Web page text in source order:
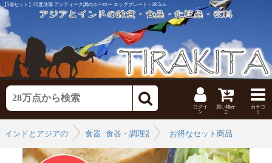
【5個セット】印度琺瑯 アンティーク調のホーロー エッグプレート - 18.5cm
ログイ
ン
買い物か
ご
カテゴ
リ
インドとアジアの食品・食材食器::食器・調理器具特集お得なセット商品